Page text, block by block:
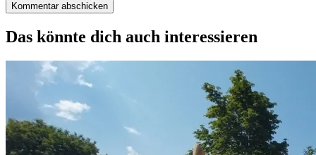
Das könnte dich auch interessieren